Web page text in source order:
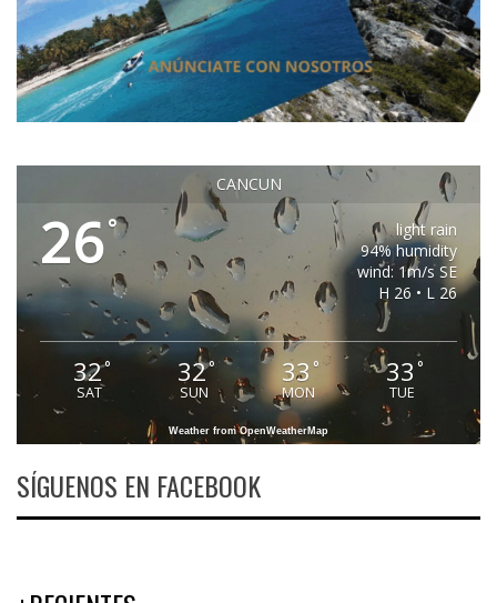
CANCUN
26°
light rain
94% humidity
wind: 1m/s SE
H 26 • L 26
32°
SAT
32°
SUN
33 °
MON
33 °
TUE
Weather from OpenWeatherMap
SÍGUENOS EN FACEBOOK